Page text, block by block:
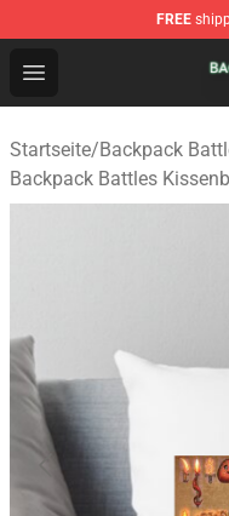
FREE
Open menu
Backpack Battles
Startseite/Backpack
Backpack Battles